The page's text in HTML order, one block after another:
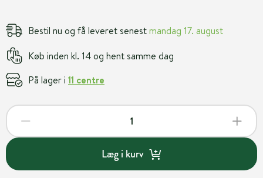
Bestil nu og få leveret senestmandag 17. august
Køb inden kl. 14 og hent samme dag
På lager i 11 centre
Læg i kurv